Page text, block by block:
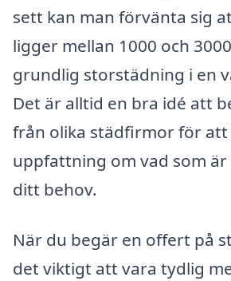
sett kan man förvänta sig
ligger mellan 1000 och
grundlig storstädning i en
Det är alltid en bra idé att
från olika städfirmor för att
uppfattning om vad som
ditt behov.
När du begär en offert på
det viktigt att vara tydlig